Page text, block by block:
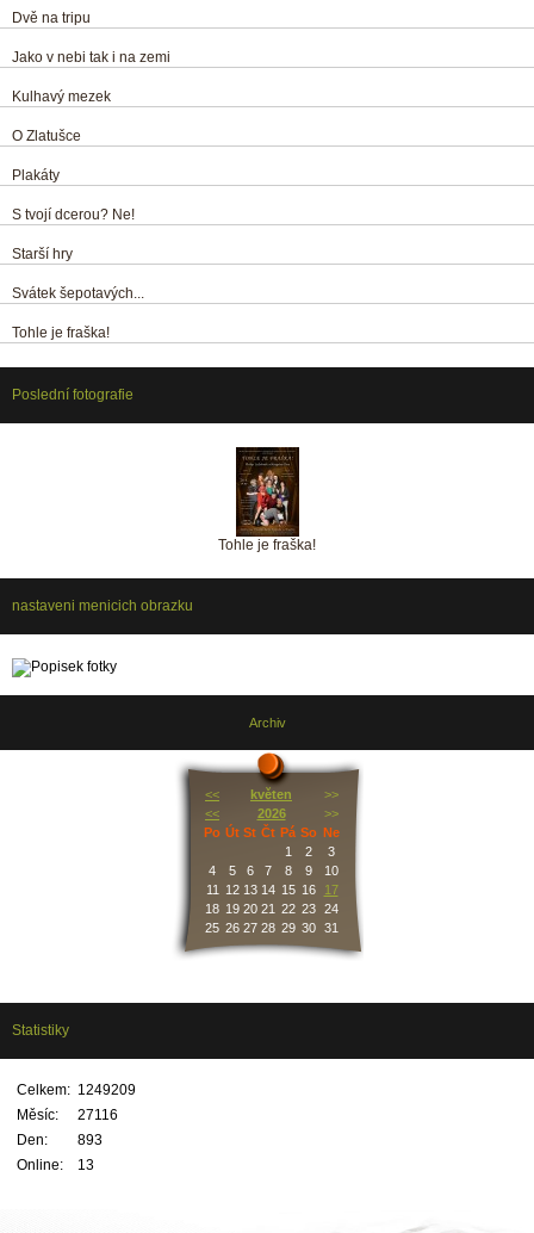
Dvě na tripu
Jako v nebi tak i na zemi
Kulhavý mezek
O Zlatušce
Plakáty
S tvojí dcerou? Ne!
Starší hry
Svátek šepotavých...
Tohle je fraška!
Poslední fotografie
Tohle je fraška!
nastaveni menicich obrazku
Archiv
<< květen
>>
<<
2026
>>
Po Út St Čt Pá So Ne
1
2
3
4
5 6 7 8 9
10
11
12 13 14 15 16
17
18 19 20 21 22 23 24
25 26 27 28 29 30 31
Statistiky
Online: 13
Celkem: 1249209
Měsíc:
27116
Den:
893